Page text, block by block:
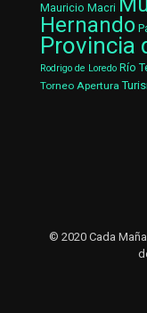
Mauricio Macri
Hernando
Provincia
Rodrigo de Loredo Río
Torneo Apertura
© 2020 Cada